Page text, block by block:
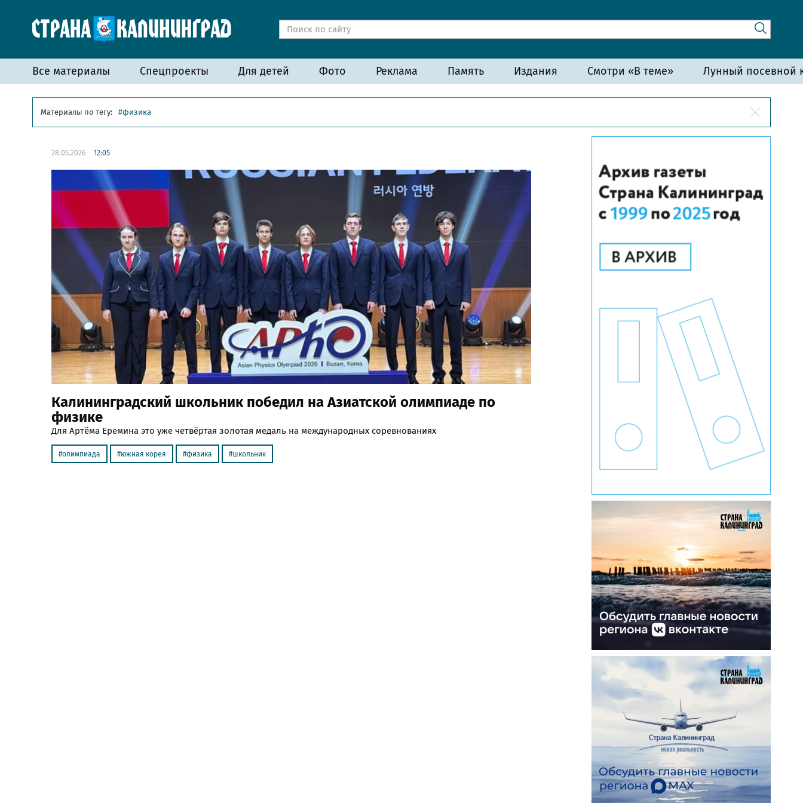
Все материалы Спецпроекты Для детей Фото Реклама Память Издания Смотри «В теме» Лунный посевной
Материалы по тегу: физика
28.05.2026 12:05
Калининградский школьник победил на Азиатской олимпиаде по
физике
Для Артёма Еремина это уже четвёртая золотая медаль на международных соревнованиях
олимпиада южная корея физика школьник